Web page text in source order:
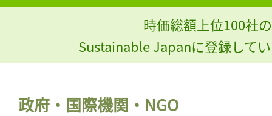
時価総額上位100社
Sustainable Japanに登録して
政府・国際機関・NGO